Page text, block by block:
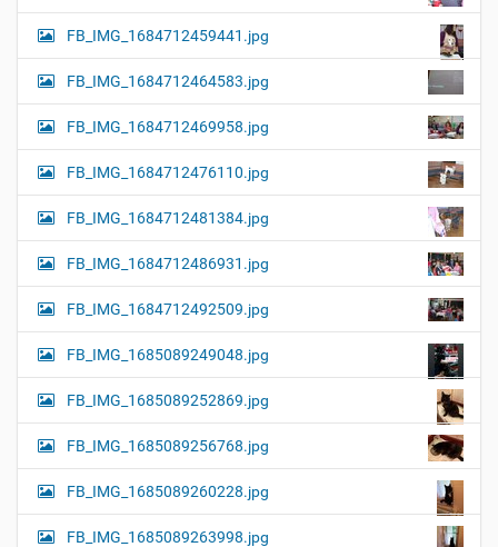
FB_IMG_1684712459441.jpg
FB_IMG_1684712464583.jpg
FB_IMG_1684712469958.jpg
FB_IMG_1684712476110.jpg
FB_IMG_1684712481384.jpg
FB_IMG_1684712486931.jpg
FB_IMG_1684712492509.jpg
FB_IMG_1685089249048.jpg
FB_IMG_1685089252869.jpg
FB_IMG_1685089256768.jpg
FB_IMG_1685089260228.jpg
FB_IMG_1685089263998.jpg